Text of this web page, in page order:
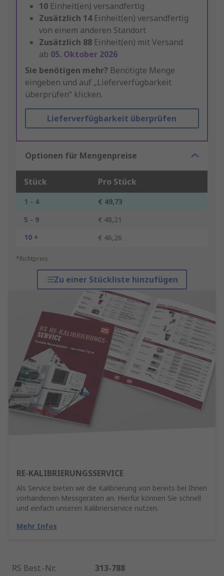
10 Einheit(en) versandfertig
Zusätzlich 14 Einheit(en) versandfertig
von einem anderen Standort
Zusätzlich 88 Einheit(en) mit Versand
ab 05. Oktober 2026
Sie benötigen mehr? Benötigte Menge
eingeben und auf „Lieferverfügbarkeit
überprüfen“ klicken.
Lieferverfügbarkeit überprüfen
Optionen für Mengenpreise
Stück Pro Stück
1 - 4
€ 49,73
5 - 9
€ 48,21
10 +
€ 46,26
*Richtpreis
Zu einer Stückliste hinzufügen
RE-KALIBRIERUNGSSERVICE
Als Service bieten wir die Kalibrierung von bereits bei Ihnen
vorhandenen Messgeräten an. Hierfür können Sie schnell
und einfach unseren Kalibrierservice nutzen.
Mehr Infos
RS Best.-Nr.: 313-788